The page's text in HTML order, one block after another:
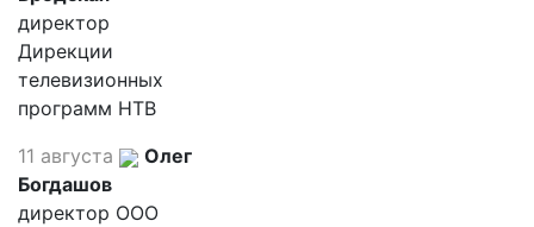
директор
Дирекции
телевизионных
программ НТВ
11 августа
Олег
Богдашов
директор ООО